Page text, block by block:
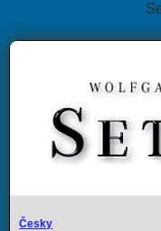
Česky